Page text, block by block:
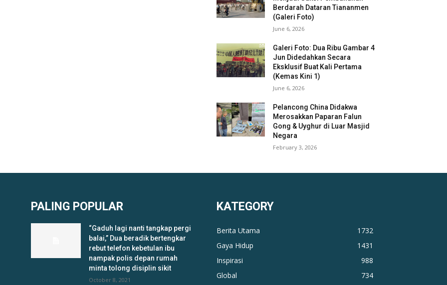
Berdarah Dataran Tiananmen
(Galeri Foto)
June 6, 2026
Galeri Foto: Dua Ribu Gambar 4
Jun Didedahkan Secara
Eksklusif Buat Kali Pertama
(Kemas Kini 1)
June 6, 2026
Pelancong China Didakwa
Merosakkan Paparan Falun
Gong & Uyghur di Luar Masjid
Negara
February 3, 2026
PALING POPULAR
“Gaduh lagi nanti tangkap pergi
balai,” Dua beradik bertengkar
rebut telefon kebetulan ibu
nampak polis depan rumah
minta tolong disiplin sikit
October 8, 2021
KATEGORY
Berita Utama
1732
Gaya Hidup
1431
Inspirasi
988
Global
734